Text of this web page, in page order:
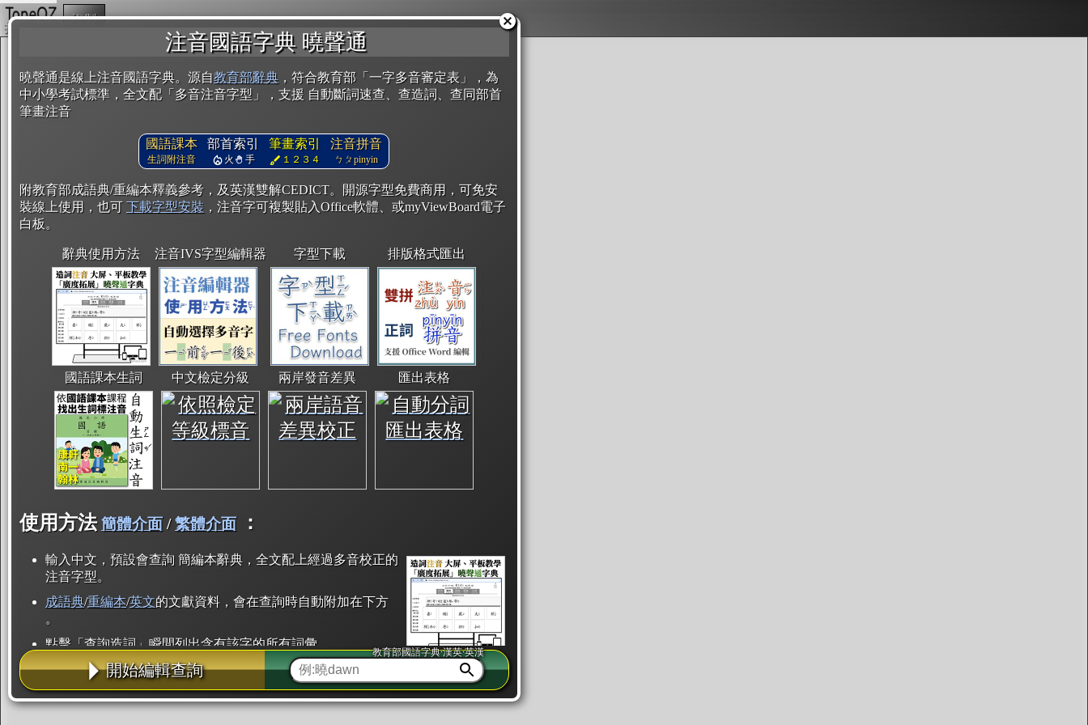
注音國語字典 曉聲通
曉聲通是線上注音國語字典。源自教育部辭典 ，符合教育部「一字多音審定表」，為
中小學考試標準，全文配「多音注音字型」，支援 自動斷詞速查、查造詞、查同部首
筆畫注音
國語課本
生詞附注音
部首索引
火 手
筆畫索引
１２３４
注音拼音
ㄅㄆpinyin
附教育部成語典/重編本釋義參考，及英漢雙解CEDICT。開源字型免費商用，可免安
裝線上使用，也可 下載字型安裝 ，注音字可複製貼入Office軟體、或myViewBoard電子
白板。
辭典使用方法 注音IVS字型編輯器 字型下載 排版格式匯出
國語課本生詞 中文檢定分級 兩岸發音差異 匯出表格
使用方法 簡體介面/繁體介面 ：
輸入中文，預設會查詢 簡編本辭典，全文配上經過多音校正的
注音字型。
成語典/重編本/英文的文獻資料，會在查詢時自動附加在下方
。
點擊「查詢造詞」瞬間列出含有該字的所有詞彙。
點「部首」瞬間列出所有「同部首字」。也支援查詢「同注音」或「同筆畫」。
辭典解釋的全文都經過自動斷詞，點擊便可瞬間「連續查詢」此字詞的解釋，不
用手動重複輸入。
開始編輯查詢
教育部國語字典·漢英·英漢
複製